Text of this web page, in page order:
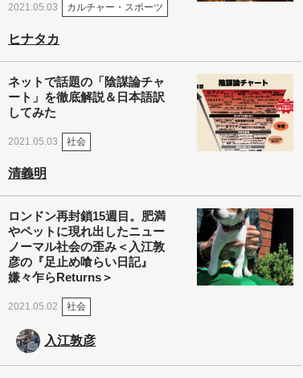
2021.05.03 カルチャー・スポーツ
ヒナタカ
ネットで話題の「陰謀論チャ
ート」を徹底解説＆日本語訳
してみた
2021.05.03 社会
清義明
ロンドン再封鎖15週目。肥満
やペットに現れ出したニュー
ノーマル社会の歪み＜入江敦
彦の『足止め喰らい日記』
嫌々乍らReturns＞
2021.05.02 社会
入江敦彦